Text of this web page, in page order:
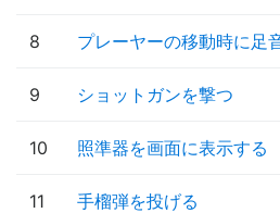
8 プレーヤーの移動時に足
9 ショットガンを撃つ
10 照準器を画面に表示する
11 手榴弾を投げる